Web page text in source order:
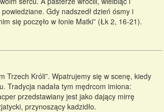
Gdy nadszedł dzień ósmy i
się poczęło w łonie Matki” (Łk 2, 16-21).
Trzech Króli”. Wpatrujemy się w scenę, kiedy
Tradycja nadała tym mędrcom imiona:
przedstawiany jest jako dający mirrę
przynoszący kadzidło.